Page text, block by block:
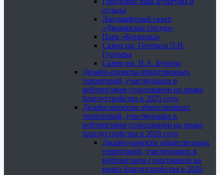
отдыха
Ландшафтный сквер
«Дворянское гнездо»
Парк «Ботаника»
Сквер им. Генерала Л.Н.
Гуртьева
Сквер им. И.А. Бунина
Дизайн-проекты общественных
территорий, участвующих в
рейтинговом голосовании на право
благоустройства в 2025 году
Дизайн-проекты общественных
территорий, участвующих в
рейтинговом голосовании на право
благоустройства в 2026 году
Дизайн-проекты общественных
территорий, участвующих в
рейтинговом голосовании на
право благоустройства в 2026